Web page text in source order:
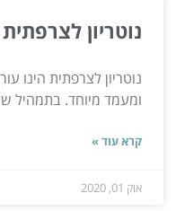
נוטריון לצרפתית
נוטריון לצרפתית הינו
ומעמד מיוחד. בתמהיל
קרא עוד »
אוק 01, 2020